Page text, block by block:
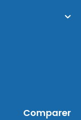
Comparer